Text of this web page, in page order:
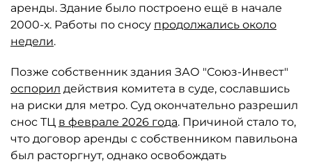
аренды. Здание было построено ещё в начале
2000-х. Работы по сносу продолжались около
недели.
Позже собственник здания ЗАО "Союз-Инвест"
оспорил действия комитета в суде, сославшись
на риски для метро. Суд окончательно разрешил
снос ТЦ в феврале 2026 года. Причиной стало то,
что договор аренды с собственником павильона
был расторгнут, однако освобождать